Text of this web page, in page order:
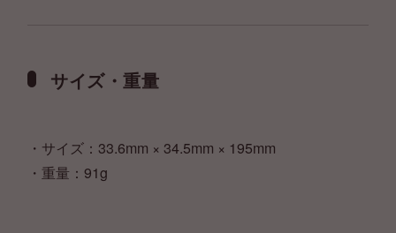
サイズ・重量
・サイズ：33.6mm × 34.5mm × 195mm
・重量：91g